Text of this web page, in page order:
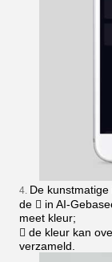
4. De
de  in AI-
meet kleur;
 de kleur kan
verzameld.